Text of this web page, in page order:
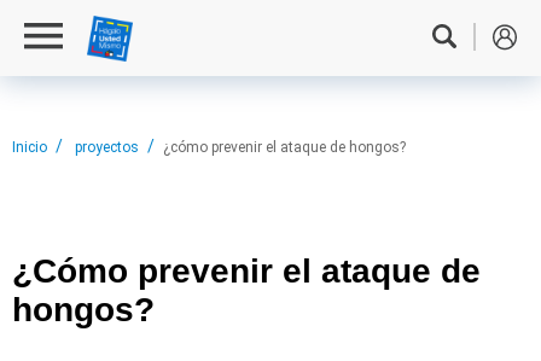
Inicio proyectos ¿cómo prevenir el ataque de hongos?
¿Cómo prevenir el ataque de
hongos?